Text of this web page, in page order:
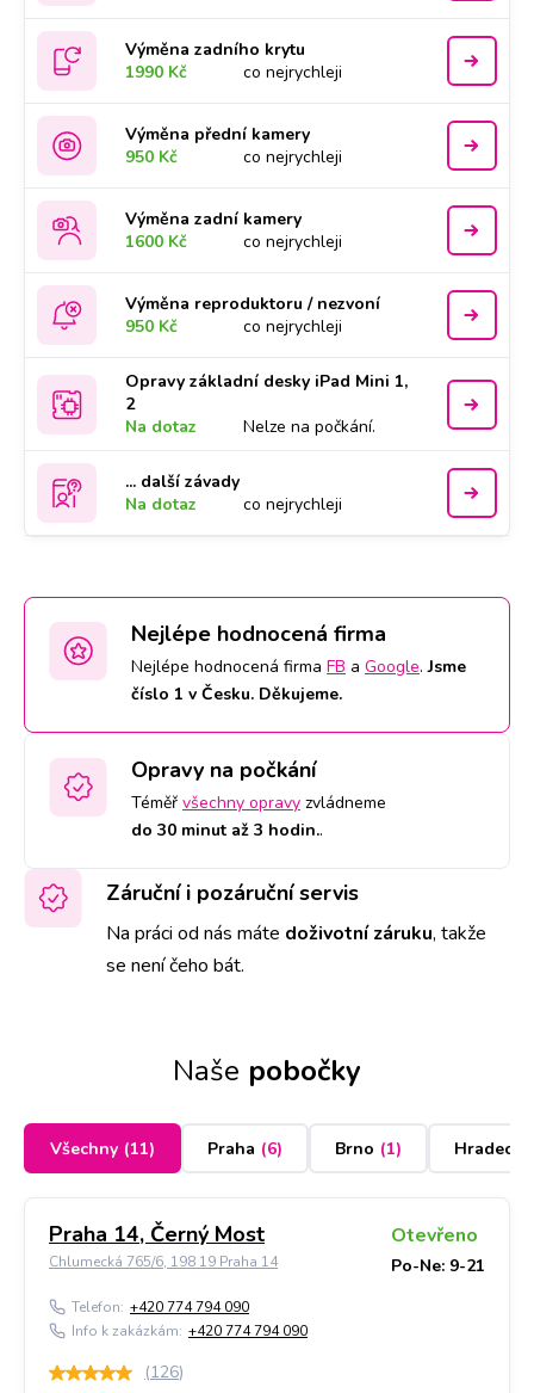
Výměna zadního krytu
1990 Kč
co nejrychleji
Výměna přední kamery
950 Kč
co nejrychleji
Výměna zadní kamery
1600 Kč
co nejrychleji
Výměna reproduktoru / nezvoní
950 Kč
co nejrychleji
Opravy základní desky iPad Mini 1,
2
Na dotaz
Nelze na počkání.
... další závady
Na dotaz
co nejrychleji
Nejlépe hodnocená firma
Nejlépe hodnocená firma FB a Google.Jsme
číslo 1 v Česku. Děkujeme.
Opravy na počkání
Téměř všechny opravy zvládneme
do 30 minut až 3 hodin..
Záruční i pozáruční servis
Na práci od nás máte doživotní záruku, takže
se není čeho bát.
Naše pobočky
Všechny (11) Praha (6) Brno (1) Hradec
Praha 14, Černý Most
Chlumecká 765/6, 198 19 Praha 14
Otevřeno
Po-Ne: 9-21
Telefon: +420 774 794 090
Info k zakázkám: +420 774 794 090
(126)